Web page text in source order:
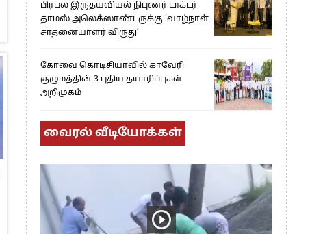
பிரபல இருதயவியல் நிபுணர் டாக்டர்
தாமஸ் அலெக்ஸாண்டருக்கு ‘வாழ்நாள்
சாதனையாளர் விருது’
கோவை கொடிசியாவில் காவேரி
குழுமத்தின் 3 புதிய தயாரிப்புகள்
அறிமுகம்
வைரல் வீடியோக்கள்